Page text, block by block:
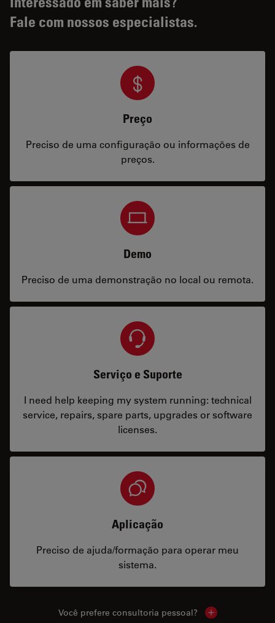
Fale com nossos especialistas.
Preço
Preciso de uma configuração ou informações de
preços.
Demo
Preciso de uma demonstração no local ou remota.
Serviço e Suporte
I need help keeping my system running: technical
service, repairs, spare parts, upgrades or software
licenses.
Aplicação
Preciso de ajuda/formação para operar meu
sistema.
Você prefere consultoria pessoal? Show local